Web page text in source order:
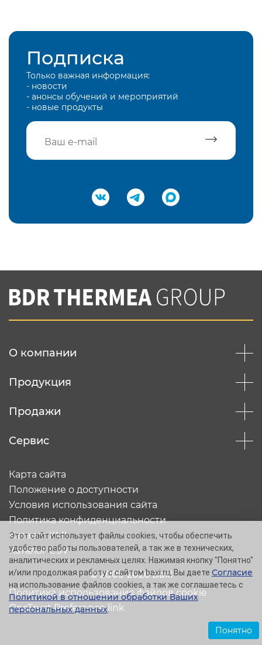
Подписка
Только важная информация:
- новости
- анонсы обучений и мероприятий
- новые продукты
Подтвердить e-mail
Вы соглашаетесь с нашей политикой
конфеденциальности
О компании
Продукция
Продажи
Сервис
© 2005-2026 Baxi
Карта сайта
Положение о доступности
Условия использования сайта
Политика конфиденциальности
Каталог XML
Каталог CSV
Политика использования файлов cookie
OneTrust Preference link
Этот сайт использует файлы cookies, чтобы обеспечить
удобство работы пользователей, а так же в технических,
аналитических и рекламных целях. Нажимая кнопку "Понятно"
и/или продолжая работу с сайтом baxi.ru, Вы даете Согласие
на использование файлов cookies, а так же соглашаетесь с
Политикой в отношении обработки Ваших
персональных данных.
Понятно